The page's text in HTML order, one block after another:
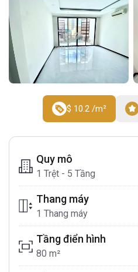
$ 10.2 /m²
Quy mô
1 Trệt - 5 Tầng
Thang máy
1 Thang máy
Tầng điển hình
80 m²